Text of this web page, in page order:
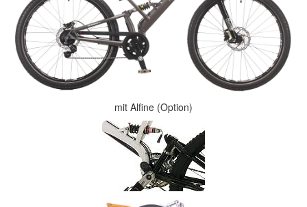
mit Alfine (Option)